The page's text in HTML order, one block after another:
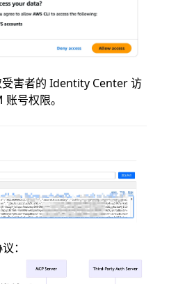
害者的 Identity Center 访
号权限。
：